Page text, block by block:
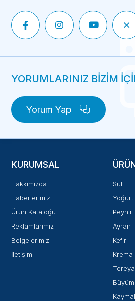
YORUMLARINIZ BİZİM
Yorum Yap
KURUMSAL
Hakkımızda
Haberlerimiz
Ürün Kataloğu
Reklamlarımız
Belgelerimiz
İletişim
Süt
Yoğurt
Peynir
Ayran
Kefir
Krema